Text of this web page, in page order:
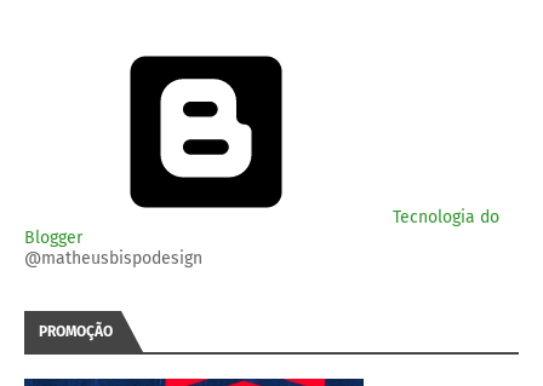
Tecnologia do
Blogger
@matheusbispodesign
PROMOÇÃO